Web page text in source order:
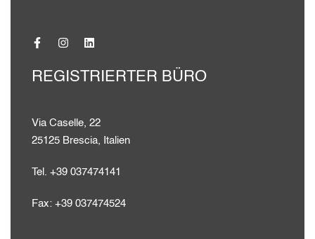
REGISTRIERTER BÜRO
Via Caselle, 22
25125 Brescia, Italien
Tel. +39 037474141
Fax: +39 037474524